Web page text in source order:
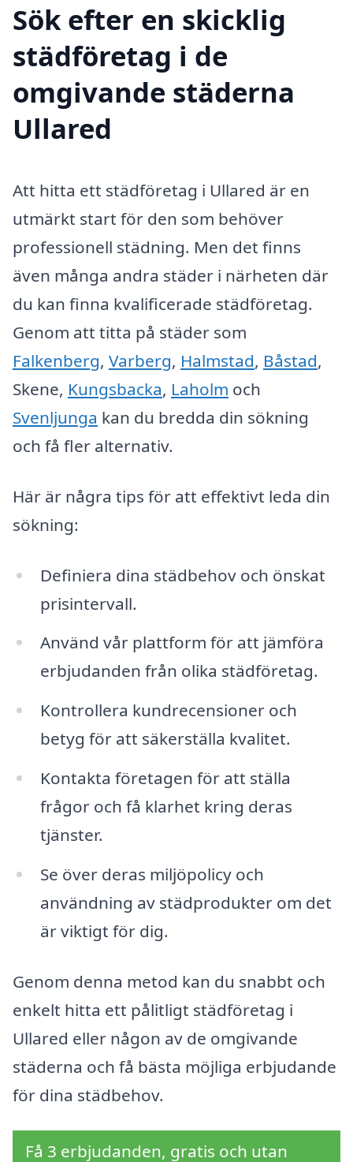
Sök efter en skicklig
städföretag i de
omgivande städerna
Ullared
Att hitta ett städföretag i Ullared är en
utmärkt start för den som behöver
professionell städning. Men det finns
även många andra städer i närheten där
du kan finna kvalificerade städföretag.
Genom att titta på städer som
Falkenberg, Varberg, Halmstad, Båstad,
Skene, Kungsbacka, Laholm och
Svenljunga kan du bredda din sökning
och få fler alternativ.
Här är några tips för att effektivt leda din
sökning:
Definiera dina städbehov och önskat
prisintervall.
Använd vår plattform för att jämföra
erbjudanden från olika städföretag.
Kontrollera kundrecensioner och
betyg för att säkerställa kvalitet.
Kontakta företagen för att ställa
frågor och få klarhet kring deras
tjänster.
Se över deras miljöpolicy och
användning av städprodukter om det
är viktigt för dig.
Genom denna metod kan du snabbt och
enkelt hitta ett pålitligt städföretag i
Ullared eller någon av de omgivande
städerna och få bästa möjliga erbjudande
för dina städbehov.
Få 3 erbjudanden, gratis och utan